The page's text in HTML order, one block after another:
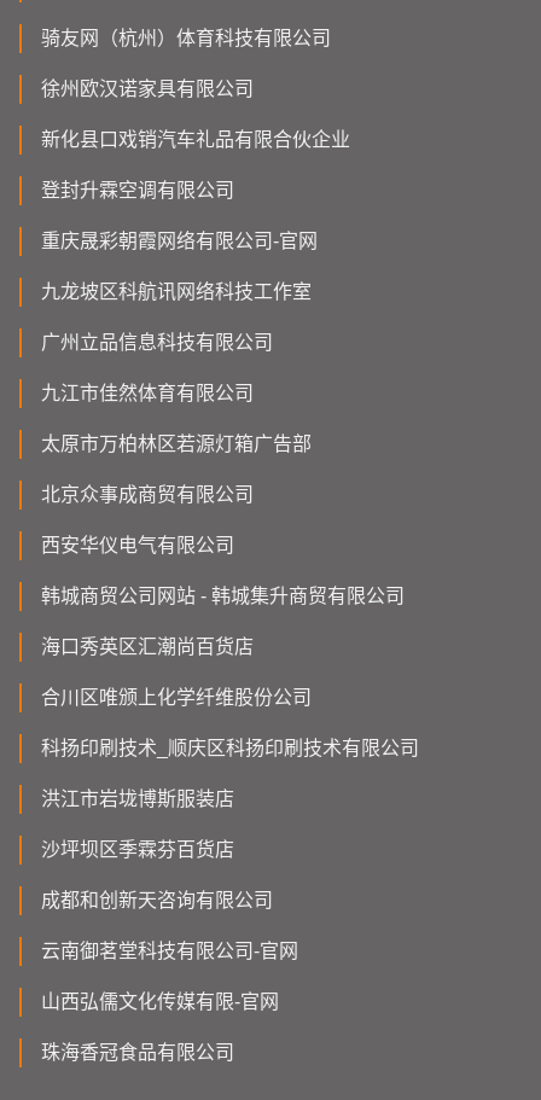
骑友网（杭州）体育科技有限公司
徐州欧汉诺家具有限公司
新化县口戏销汽车礼品有限合伙企业
登封升霖空调有限公司
重庆晟彩朝霞网络有限公司-官网
九龙坡区科航讯网络科技工作室
广州立品信息科技有限公司
九江市佳然体育有限公司
太原市万柏林区若源灯箱广告部
北京众事成商贸有限公司
西安华仪电气有限公司
韩城商贸公司网站 - 韩城集升商贸有限公司
海口秀英区汇潮尚百货店
合川区唯颁上化学纤维股份公司
科扬印刷技术_顺庆区科扬印刷技术有限公司
洪江市岩垅博斯服装店
沙坪坝区季霖芬百货店
成都和创新天咨询有限公司
云南御茗堂科技有限公司-官网
山西弘儒文化传媒有限-官网
珠海香冠食品有限公司